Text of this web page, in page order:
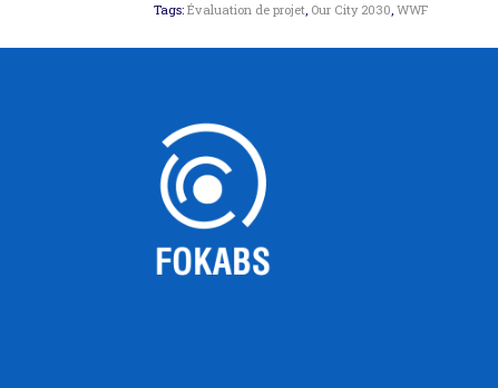
Tags:Évaluation de projet, Our City 2030,WWF